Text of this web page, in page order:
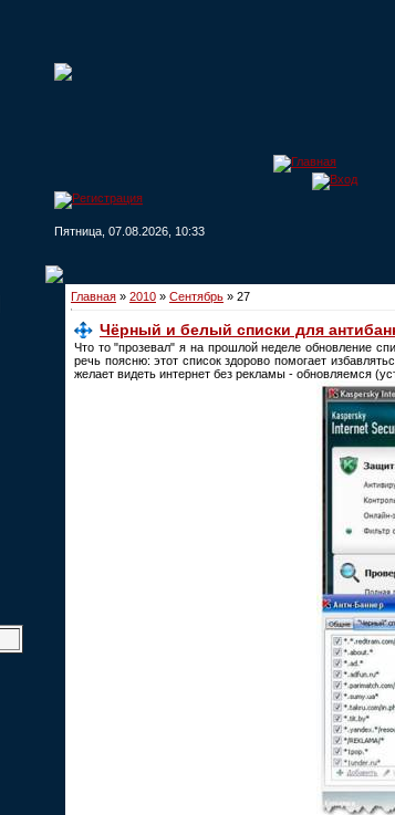
Пятница, 07.08.2026, 10:33
Главная » 2010 » Сентябрь » 27
Чёрный и белый списки для
Что то "прозевал" я на прошлой неделе обновление
речь поясню: этот список здорово помогает
желает видеть интернет без рекламы - обновляемся